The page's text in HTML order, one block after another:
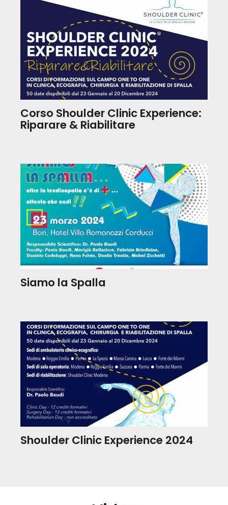
Corso Shoulder Clinic Experience:
Riparare & Riabilitare
Siamo la Spalla
Shoulder Clinic Experience 2024